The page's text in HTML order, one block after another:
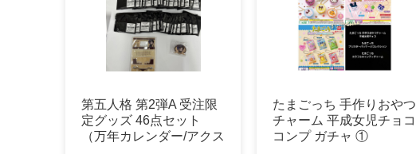
第五人格 第2弾A 受注限
定グッズ 46点セット
（万年カレンダー/アクス
たまごっち 手作りおやつ
チャーム 平成女児チョコ
コンプ ガチャ ①